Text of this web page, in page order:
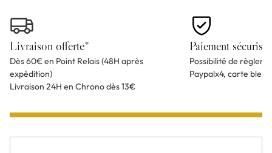
Livraison offerte*
Dès 60€ en Point Relais (48H après
expédition)
Livraison 24H en Chrono dès 13€
Paiement sécurisé
Possibilité de
Paypalx4, carte